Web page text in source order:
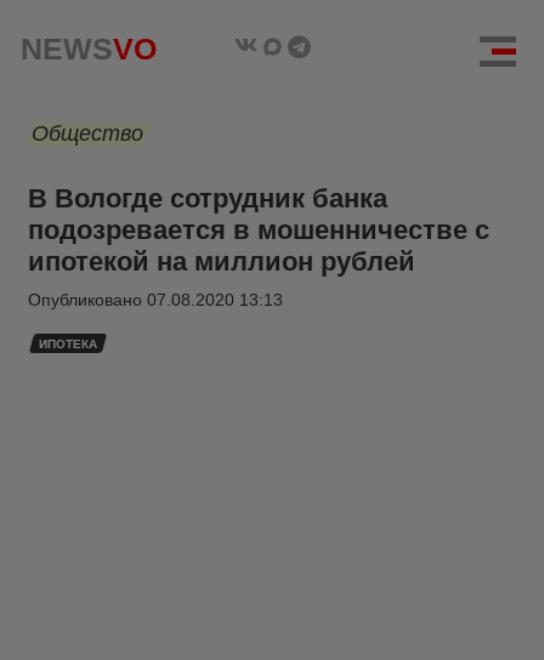
NEWSVO
Общество
В Вологде сотрудник банка
подозревается в мошенничестве с
ипотекой на миллион рублей
Опубликовано 07.08.2020 13:13
ИПОТЕКА